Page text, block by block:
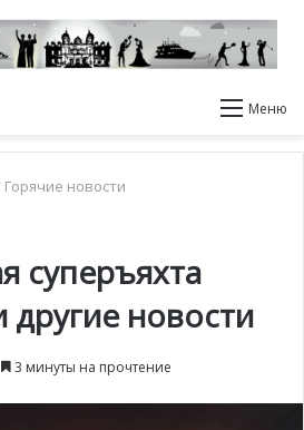
Меню
Горячие новости
суперъяхта
другие новости
3 минуты на прочтение